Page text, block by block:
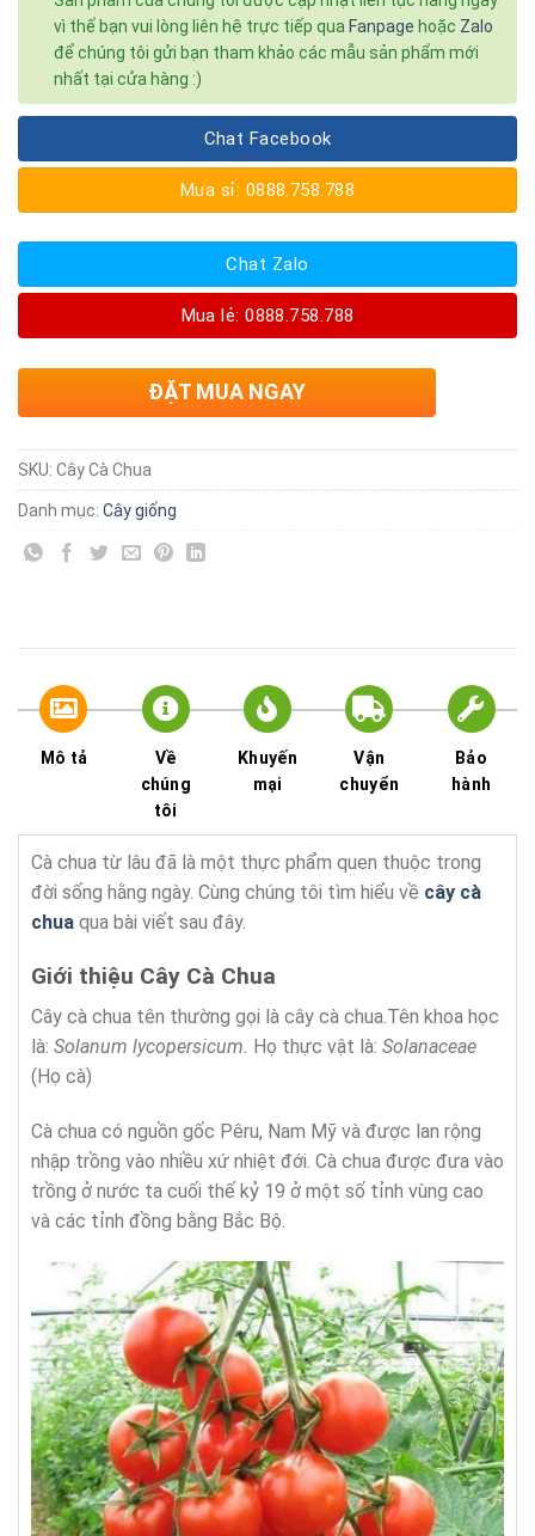
vì thế bạn vui lòng liên hệ trực tiếp qua Fanpage hoặc Zalo
để chúng tôi gửi bạn tham khảo các mẫu sản phẩm mới
nhất tại cửa hàng :)
Chat Facebook
Mua sỉ: 0888.758.788
Chat Zalo
Mua lẻ: 0888.758.788
ĐẶT MUA NGAY
SKU: Cây Cà Chua
Danh mục: Cây giống
Mô tả
Về
chúng
tôi
Khuyến
mại
Vận
chuyển
Bảo
hành
Cà chua từ lâu đã là một thực phẩm quen thuộc trong
đời sống hằng ngày. Cùng chúng tôi tìm hiểu về cây cà
chua qua bài viết sau đây.
Giới thiệu Cây Cà Chua
Cây cà chua tên thường gọi là cây cà chua.Tên khoa học
là: Solanum lycopersicum. Họ thực vật là: Solanaceae
(Họ cà)
Cà chua có nguồn gốc Pêru, Nam Mỹ và được lan rộng
nhập trồng vào nhiều xứ nhiệt đới. Cà chua được đưa vào
trồng ở nước ta cuối thế kỷ 19 ở một số tỉnh vùng cao
và các tỉnh đồng bằng Bắc Bộ.